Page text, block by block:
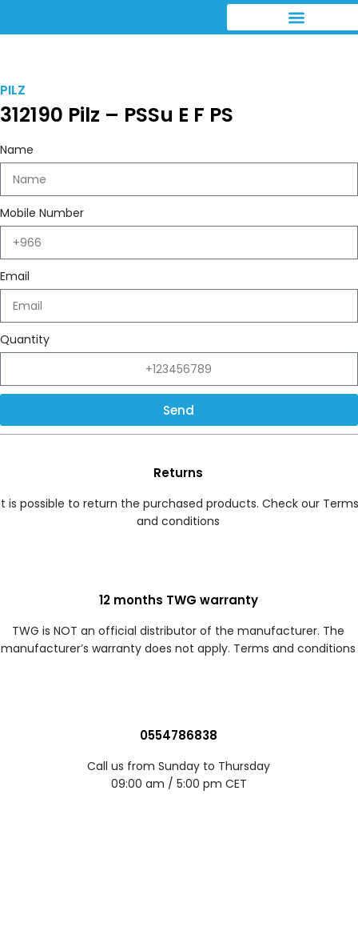
PILZ
312190 Pilz – PSSu E F PS
Name
Mobile Number
Email
Quantity
Send
Returns
is possible to return the purchased products. Check our Terms
and conditions
12 months TWG warranty
TWG is NOT an official distributor of the manufacturer. The
manufacturer’s warranty does not apply. Terms and conditions
0554786838
Call us from Sunday to Thursday
09:00 am / 5:00 pm CET